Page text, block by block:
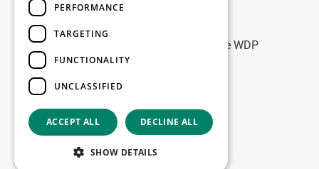
Blijf op de hoogte
Blijf up-to-date: meld u aan voor onze WDP
Marketing nieuwsbrieven
Copyright © 2026
PERFORMANCE
TARGETING
FUNCTIONALITY
UNCLASSIFIED
ACCEPT ALL DECLINE ALL
SHOW DETAILS